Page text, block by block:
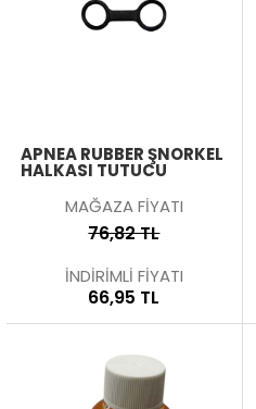
APNEA RUBBER ŞNORKEL
HALKASI TUTUCU
MAĞAZA FİYATI
76,82 TL
İNDİRİMLİ FİYATI
66,95 TL